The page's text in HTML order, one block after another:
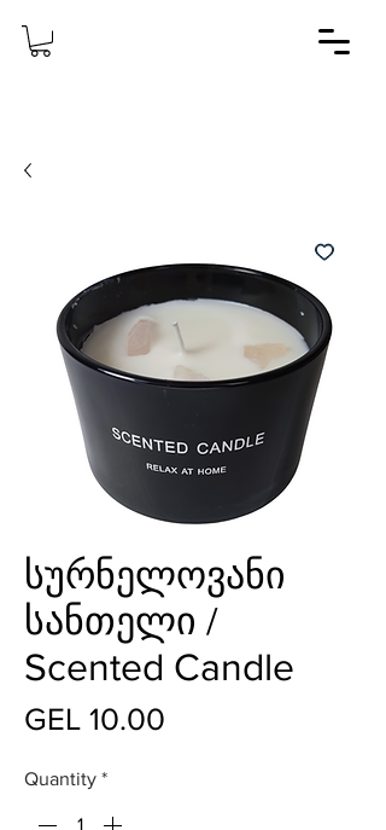
სურნელოვანი
სანთელი /
Scented Candle
GEL 10.00
Quantity *